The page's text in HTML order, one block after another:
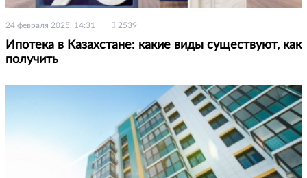
24 февраля 2025, 14:31 2539
Ипотека в Казахстане: какие виды существуют, как
получить